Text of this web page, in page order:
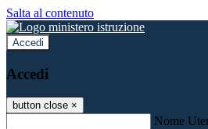
Salta al contenuto
Accedi
Accedi
button close ×
Nome